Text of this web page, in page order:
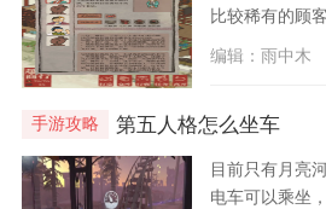
比较稀有的顾
编辑：雨中木
手游攻略 第五人格怎么坐车
目前只有月亮
电车可以乘坐